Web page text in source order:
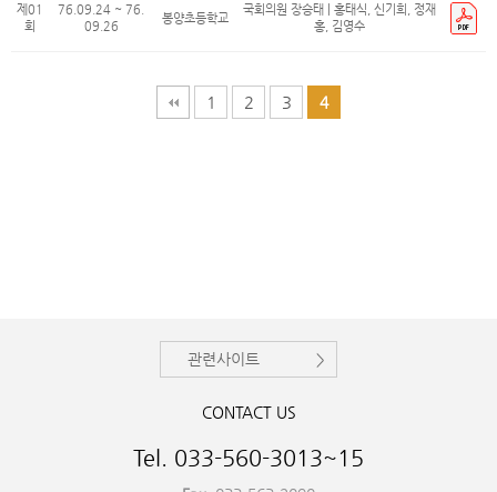
제01
회
76.09.24 ~ 76.
09.26
봉양초등학교
국회의원 장승태 | 홍태식, 신기희, 정재
홍, 김영수
1 2 3 4
관련사이트
CONTACT US
Tel. 033-560-3013~15